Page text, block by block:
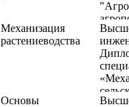
по
Механизация
растениеводства
Основы